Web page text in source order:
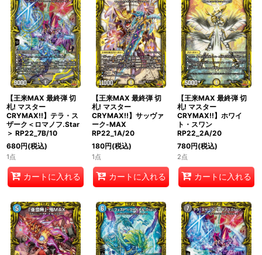
絞り込む
【王来MAX 最終弾 切
札! マスター
CRYMAX!!】テラ・ス
ザーク＜ロマノフ.Star
＞ RP22_7B/10
680円(税込)
1点
カートに入れる
【王来MAX 最終弾 切
札! マスター
CRYMAX!!】サッヴァ
ーク-MAX
RP22_1A/20
180円(税込)
1点
カートに入れる
【王来MAX 最終弾 切
札! マスター
CRYMAX!!】ホワイ
ト・スワン
RP22_2A/20
780円(税込)
2点
カートに入れる